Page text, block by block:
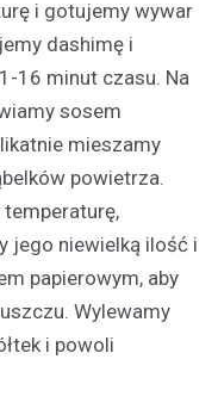
i gotujemy wywar
dashimę i
16 minut czasu. Na
sosem
mieszamy
powietrza.
jego niewielką ilość i
papierowym, aby
Wylewamy
i powoli